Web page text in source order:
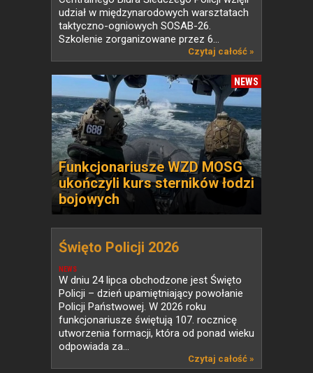
udział w międzynarodowych warsztatach
taktyczno-ogniowych SOSAB-26.
Szkolenie zorganizowane przez 6...
Czytaj całość »
NEWS
Funkcjonariusze WZD MOSG
ukończyli kurs sterników łodzi
bojowych
NEWS
Święto Policji 2026
W dniu 24 lipca obchodzone jest Święto
Policji – dzień upamiętniający powołanie
Policji Państwowej. W 2026 roku
funkcjonariusze świętują 107. rocznicę
utworzenia formacji, która od ponad wieku
odpowiada za...
Czytaj całość »